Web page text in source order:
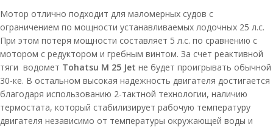
Мотор отлично подходит для маломерных судов с
ограничением по мощности устанавливаемых лодочных 25 л.с.
При этом потеря мощности составляет 5 л.с. по сравнению с
мотором с редуктором и гребным винтом. За счет реактивной
тяги водомет Tohatsu M 25 Jet не будет проигрывать обычной
30-ке. В остальном высокая надежность двигателя достигается
благодаря использованию 2-тактной технологии, наличию
термостата, который стабилизирует рабочую температуру
двигателя независимо от температуры окружающей воды и